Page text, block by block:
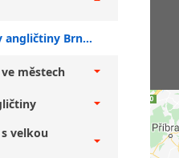
Firemní kurzy angličtiny Brno + pokročilí
městech
velkou